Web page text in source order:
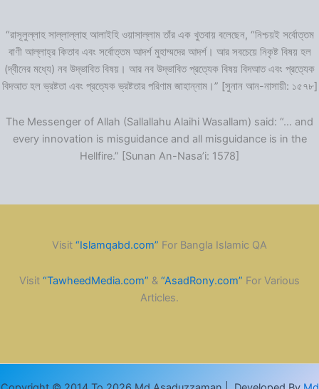
“রাসূলুল্লাহ সাল্লাল্লাহু আলাইহি ওয়াসাল্লাম তাঁর এক খুতবায় বলেছেন, “নিশ্চয়ই সর্বোত্তম
বাণী আল্লাহ্‌র কিতাব এবং সর্বোত্তম আদর্শ মুহাম্মদের আদর্শ। আর সবচেয়ে নিকৃষ্ট বিষয় হল
(দ্বীনের মধ্যে) নব উদ্ভাবিত বিষয়। আর নব উদ্ভাবিত প্রত্যেক বিষয় বিদআত এবং প্রত্যেক
বিদআত হল ভ্রষ্টতা এবং প্রত্যেক ভ্রষ্টতার পরিণাম জাহান্নাম।” [সুনান আন-নাসায়ী: ১৫৭৮]
The Messenger of Allah (Sallallahu Alaihi Wasallam) said: “… and
every innovation is misguidance and all misguidance is in the
Hellfire.” [Sunan An-Nasa’i: 1578]
Visit “Islamqabd.com” For Bangla Islamic QA
Visit “TawheedMedia.com” & “AsadRony.com” For Various
Articles.